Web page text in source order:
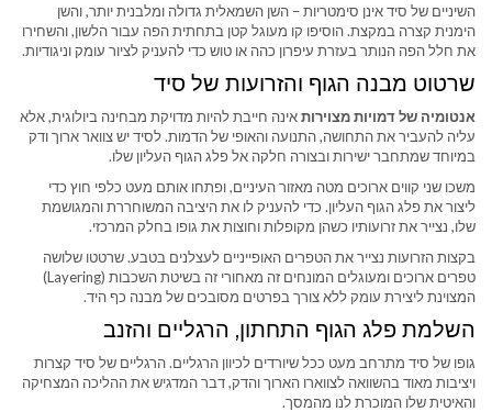
השיניים של סיד אינן סימטריות – השן השמאלית גדולה ומלבנית יותר, והשן
הימנית קצרה במקצת. הוסיפו קו מעוגל קטן בתחתית הפה עבור הלשון, והשחירו
את חלל הפה הנותר בעזרת עיפרון כהה או טוש כדי להעניק לציור עומק וניגודיות.
שרטוט מבנה הגוף והזרועות של סיד
אנטומיה של דמויות מצוירותאינה חייבת להיות מדויקת מבחינה ביולוגית, אלא
עליה להעביר את התחושה, התנועה והאופי של הדמות. לסיד יש צוואר ארוך ודק
במיוחד שמתחבר ישירות ובצורה חלקה אל פלג הגוף העליון שלו.
משכו שני קווים ארוכים מטה מאזור העיניים, ופתחו אותם מעט כלפי חוץ כדי
ליצור את פלג הגוף העליון. כדי להעניק לו את היציבה המשוחררת והמגושמת
שלו, נצייר את זרועותיו כשהן מקופלות וחוצות את גופו בחלק המרכזי.
בקצות הזרועות נצייר את הטפרים האופייניים לעצלנים בטבע. שרטטו שלושה
טפרים ארוכים ומעוגלים המונחים זה מאחורי זה בשיטת השכבות (Layering)
המצוינת ליצירת עומק ללא צורך בפרטים מסובכים של מבנה כף היד.
השלמת פלג הגוף התחתון, הרגליים והזנב
גופו של סיד מתרחב מעט ככל שיורדים לכיוון הרגליים. הרגליים של סיד קצרות
ויציבות מאוד בהשוואה לצווארו הארוך והדק, דבר המדגיש את ההליכה המצחיקה
והאיטית שלו המוכרת לנו מהמסך.